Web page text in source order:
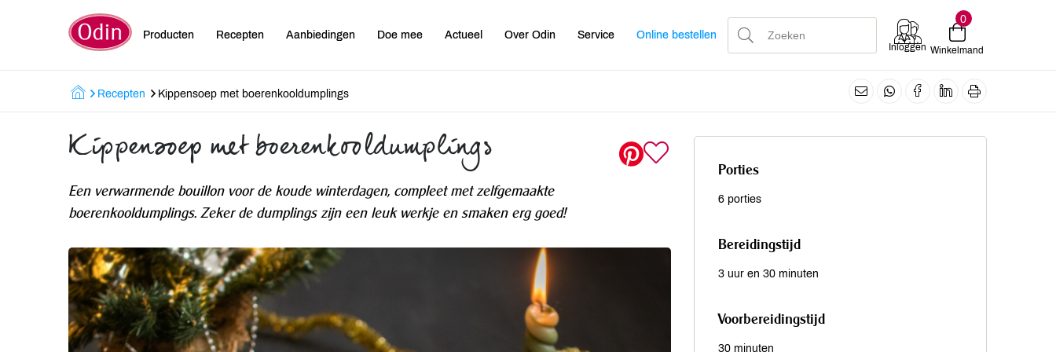
Producten Recepten Aanbiedingen Doe mee Actueel Over Odin Service Online bestellen
Inloggen
0
Winkelmand
Recepten Kippensoep met boerenkooldumplings
Kippensoep met boerenkooldumplings
Een verwarmende bouillon voor de koude winterdagen, compleet met zelfgemaakte
boerenkooldumplings. Zeker de dumplings zijn een leuk werkje en smaken erg goed!
Porties
6 porties
Bereidingstijd
3 uur en 30 minuten
Voorbereidingstijd
30 minuten